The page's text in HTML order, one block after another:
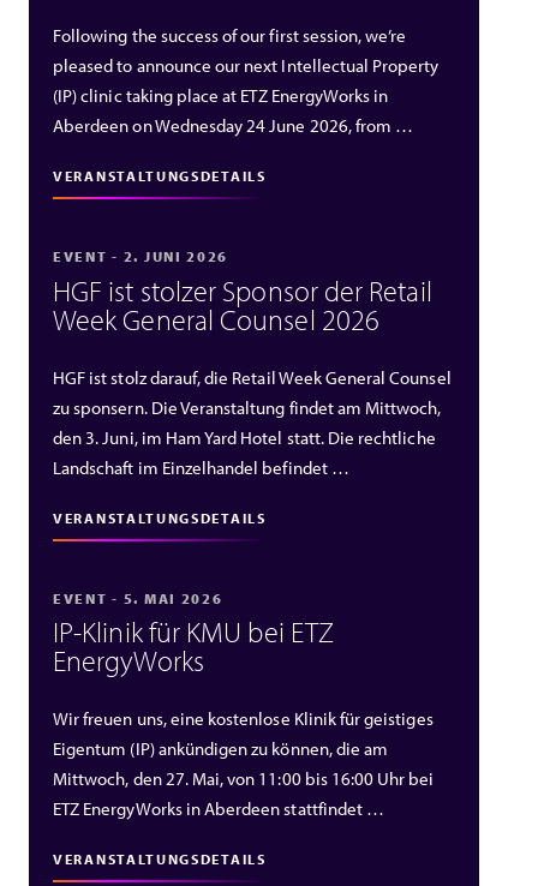
Following the success of our first session, we’re
pleased to announce our next Intellectual Property
(IP) clinic taking place at ETZ EnergyWorks in
Aberdeen on Wednesday 24 June 2026, from …
VERANSTALTUNGSDETAILS
EVENT - 2. JUNI 2026
HGF ist stolzer Sponsor der Retail
Week General Counsel 2026
HGF ist stolz darauf, die Retail Week General Counsel
zu sponsern. Die Veranstaltung findet am Mittwoch,
den 3. Juni, im Ham Yard Hotel statt. Die rechtliche
Landschaft im Einzelhandel befindet …
VERANSTALTUNGSDETAILS
EVENT - 5. MAI 2026
IP‑Klinik für KMU bei ETZ
EnergyWorks
Wir freuen uns, eine kostenlose Klinik für geistiges
Eigentum (IP) ankündigen zu können, die am
Mittwoch, den 27. Mai, von 11:00 bis 16:00 Uhr bei
ETZ EnergyWorks in Aberdeen stattfindet …
VERANSTALTUNGSDETAILS